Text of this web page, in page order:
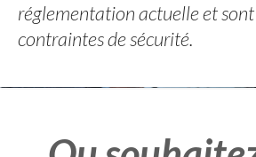
réglementation actuelle et
contraintes de sécurité.